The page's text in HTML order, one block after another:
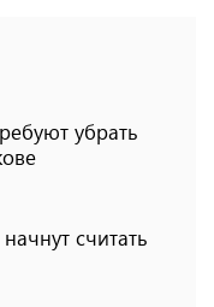
убрать
считать